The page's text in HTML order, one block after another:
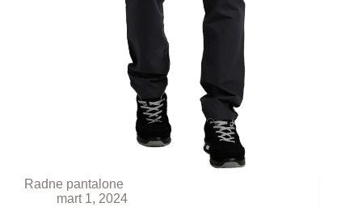
Radne pantalone
mart 1, 2024